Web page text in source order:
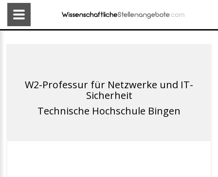
W2-Professur für Netzwerke und IT-
Sicherheit
Technische Hochschule Bingen